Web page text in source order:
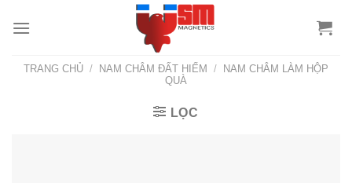
TRANG CHỦ / NAM CHÂM ĐẤT HIẾM /
NAM CHÂM LÀM HỘP
QUÀ
LỌC